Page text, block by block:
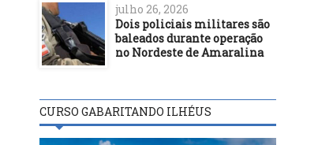
julho 26, 2026
Dois policiais militares são
baleados durante operação
no Nordeste de Amaralina
CURSO GABARITANDO ILHÉUS